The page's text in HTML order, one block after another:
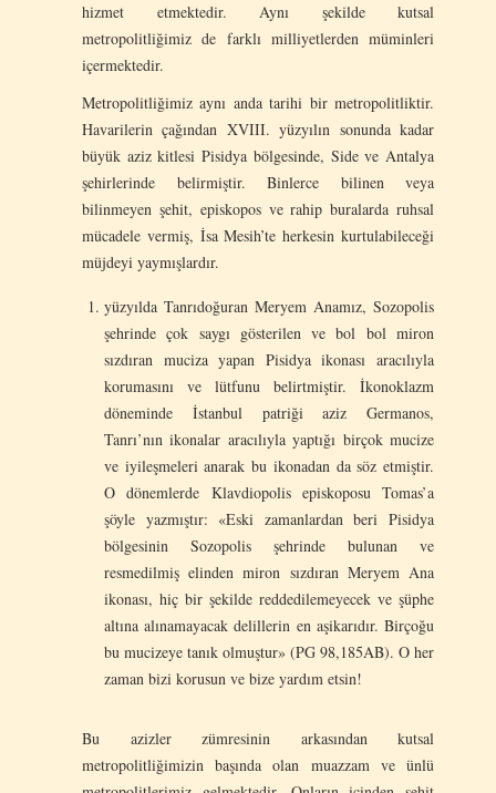
hizmet etmektedir. Aynı şekilde kutsal
metropolitliğimiz de farklı milliyetlerden müminleri
içermektedir.
Metropolitliğimiz aynı anda tarihi bir metropolitliktir.
Havarilerin çağından XVIII. yüzyılın sonunda kadar
büyük aziz kitlesi Pisidya bölgesinde, Side ve Antalya
şehirlerinde belirmiştir. Binlerce bilinen veya
bilinmeyen şehit, episkopos ve rahip buralarda ruhsal
mücadele vermiş, İsa Mesih’te herkesin kurtulabileceği
müjdeyi yaymışlardır.
yüzyılda Tanrıdoğuran Meryem Anamız, Sozopolis
şehrinde çok saygı gösterilen ve bol bol miron
sızdıran muciza yapan Pisidya ikonası aracılıyla
korumasını ve lütfunu belirtmiştir. İkonoklazm
döneminde İstanbul patriği aziz Germanos,
Tanrı’nın ikonalar aracılıyla yaptığı birçok mucize
ve iyileşmeleri anarak bu ikonadan da söz etmiştir.
O dönemlerde Klavdiopolis episkoposu Tomas’a
şöyle yazmıştır: «Eski zamanlardan beri Pisidya
bölgesinin Sozopolis şehrinde bulunan ve
resmedilmiş elinden miron sızdıran Meryem Ana
ikonası, hiç bir şekilde reddedilemeyecek ve şüphe
altına alınamayacak delillerin en aşikarıdır. Birçoğu
bu mucizeye tanık olmuştur» (PG 98,185AB). O her
zaman bizi korusun ve bize yardım etsin!
Bu azizler zümresinin arkasından kutsal
metropolitliğimizin başında olan muazzam ve ünlü